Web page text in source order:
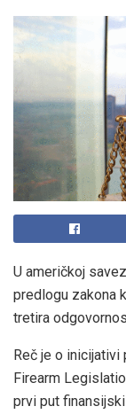
U američkoj
predlogu zakona
tretira
Reč je o
Firearm
prvi put